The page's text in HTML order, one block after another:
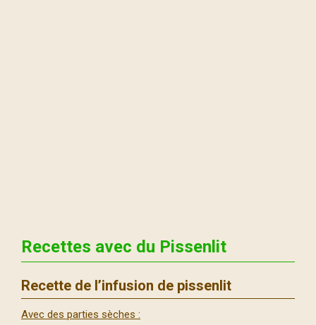
Recettes avec du Pissenlit
Recette de l’infusion de pissenlit
Avec des parties sèches :